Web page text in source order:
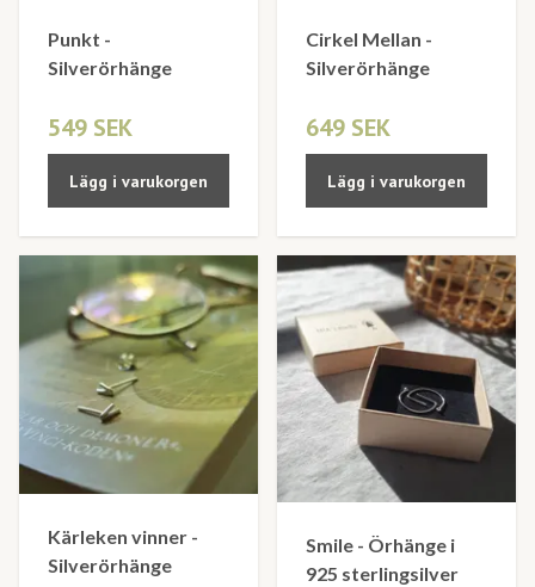
Punkt -
Silverörhänge
549 SEK
Lägg i varukorgen
Cirkel Mellan -
Silverörhänge
649 SEK
Lägg i varukorgen
Kärleken vinner -
Silverörhänge
Smile - Örhänge i
925 sterlingsilver